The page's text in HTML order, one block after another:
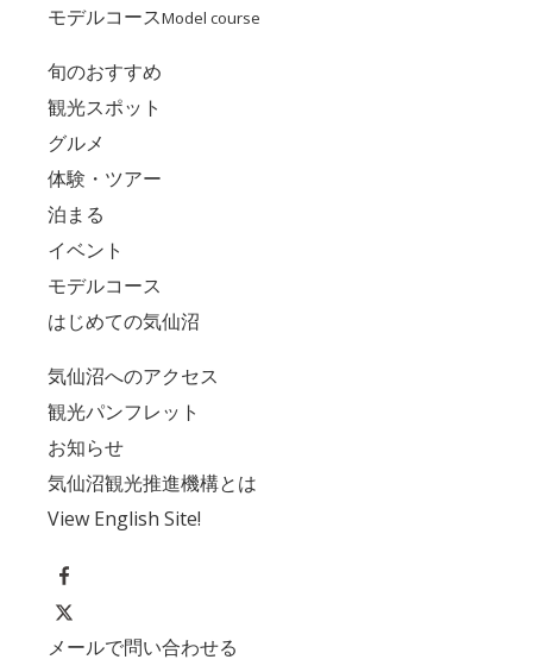
モデルコースModel course
旬のおすすめ
観光スポット
グルメ
体験・ツアー
泊まる
イベント
モデルコース
はじめての気仙沼
気仙沼へのアクセス
観光パンフレット
お知らせ
気仙沼観光推進機構とは
View English Site!
メールで問い合わせる